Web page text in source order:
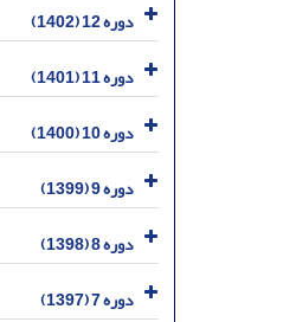
دوره 12 (1402)
دوره 11 (1401)
دوره 10 (1400)
دوره 9 (1399)
دوره 8 (1398)
دوره 7 (1397)